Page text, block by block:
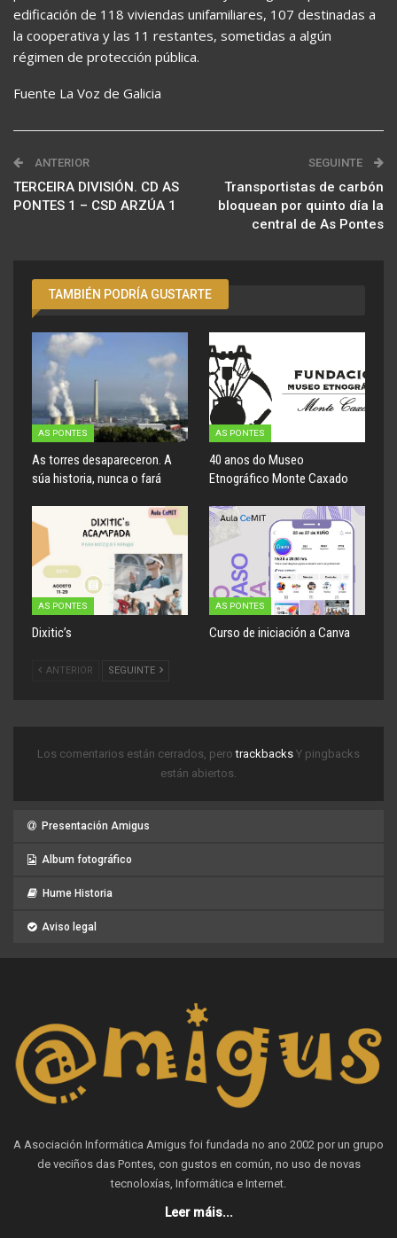
edificación de 118 viviendas unifamiliares, 107 destinadas a
la cooperativa y las 11 restantes, sometidas a algún
régimen de protección pública.
Fuente La Voz de Galicia
ANTERIOR
TERCEIRA DIVISIÓN. CD AS
PONTES 1 – CSD ARZÚA 1
SEGUINTE
Transportistas de carbón
bloquean por quinto día la
central de As Pontes
TAMBIÉN PODRÍA GUSTARTE
AS PONTES
As torres desapareceron. A
súa historia, nunca o fará
AS PONTES
40 anos do Museo
Etnográfico Monte Caxado
AS PONTES
Dixitic’s
AS PONTES
Curso de iniciación a Canva
ANTERIOR SEGUINTE
Los comentarios están cerrados, perotrackbacks Y pingbacks
están abiertos.
Presentación Amigus
Album fotográfico
Hume Historia
Aviso legal
A Asociación Informática Amigus foi fundada no ano 2002 por un grupo
de veciños das Pontes, con gustos en común, no uso de novas
tecnoloxías, Informática e Internet.
Leer máis...